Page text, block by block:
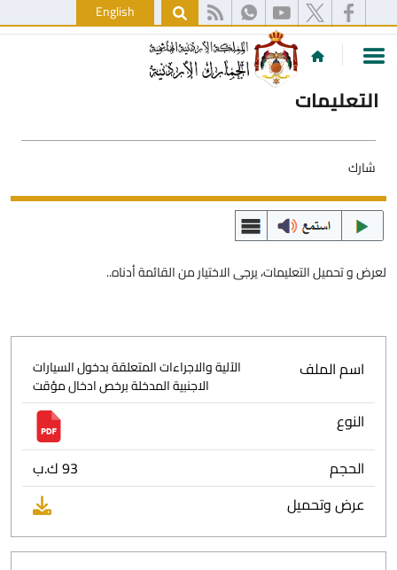
English
التعليمات
شارك
لعرض و تحميل التعليمات، يرجى الاختيار من القائمة أدناه..
اسم الملف
الآلية والاجراءات المتعلقة بدخول السيارات
الاجنبية المدخلة برخص ادخال مؤقت
النوع
الحجم
93 ك.ب
عرض وتحميل